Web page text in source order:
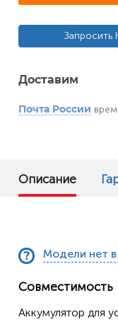
Запросить
Доставим
Почта России
Описание
Модели нет в
Совместимость
Аккумулятор для